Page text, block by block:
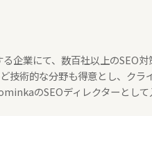
企業にて、数百社以上のSEO
技術的な分野も得意とし、クラ
のSEOディレクターとして